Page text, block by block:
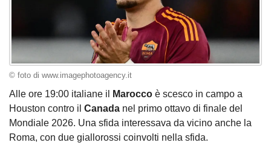
© foto di www.imagephotoagency.it
Alle ore 19:00 italiane il Marocco è scesco in campo a
Houston contro il Canada nel primo ottavo di finale del
Mondiale 2026. Una sfida interessava da vicino anche la
Roma, con due giallorossi coinvolti nella sfida.